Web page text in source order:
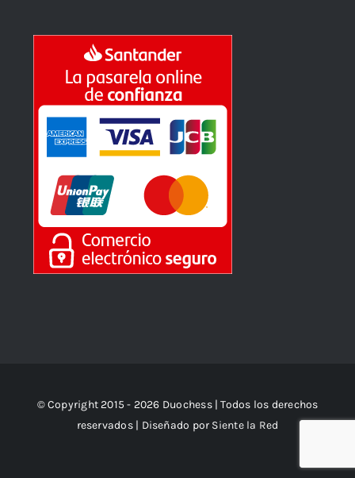
© Copyright 2015 - 2026 Duochess | Todos los derechos
reservados | Diseñado por Siente la Red